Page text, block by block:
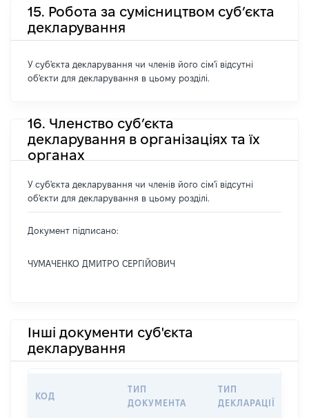
15. Робота за сумісництвом суб’єкта
декларування
У суб'єкта декларування чи членів його сім'ї відсутні
об'єкти для декларування в цьому розділі.
16. Членство суб’єкта
декларування в організаціях та їх
органах
У суб'єкта декларування чи членів його сім'ї відсутні
об'єкти для декларування в цьому розділі.
Документ підписано:
ЧУМАЧЕНКО ДМИТРО СЕРГІЙОВИЧ
Інші документи суб'єкта
декларування
КОД
ТИП
ДОКУМЕНТА
ТИП
ДЕКЛАРАЦІЇ